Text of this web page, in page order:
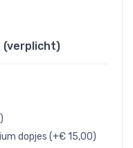
(verplicht)
dopjes (+€ 15,00)